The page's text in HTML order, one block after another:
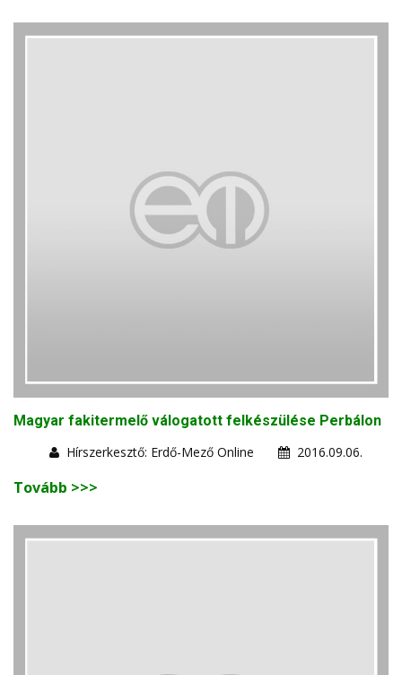
Magyar fakitermelő válogatott felkészülése Perbálon
Hírszerkesztő: Erdő-Mező Online
2016.09.06.
Tovább >>>